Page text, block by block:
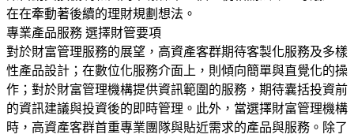
在在牽動著後續的理財規劃想法。
專業產品服務 選擇財管要項
對於財富管理服務的展望，高資產客群期待客製化服務及多樣
性產品設計；在數位化服務介面上，則傾向簡單與直覺化的操
作；對於財富管理機構提供資訊範圍的服務，期待囊括投資前
的資訊建議與投資後的即時管理。此外，當選擇財富管理機構
時，高資產客群首重專業團隊與貼近需求的產品與服務。除了